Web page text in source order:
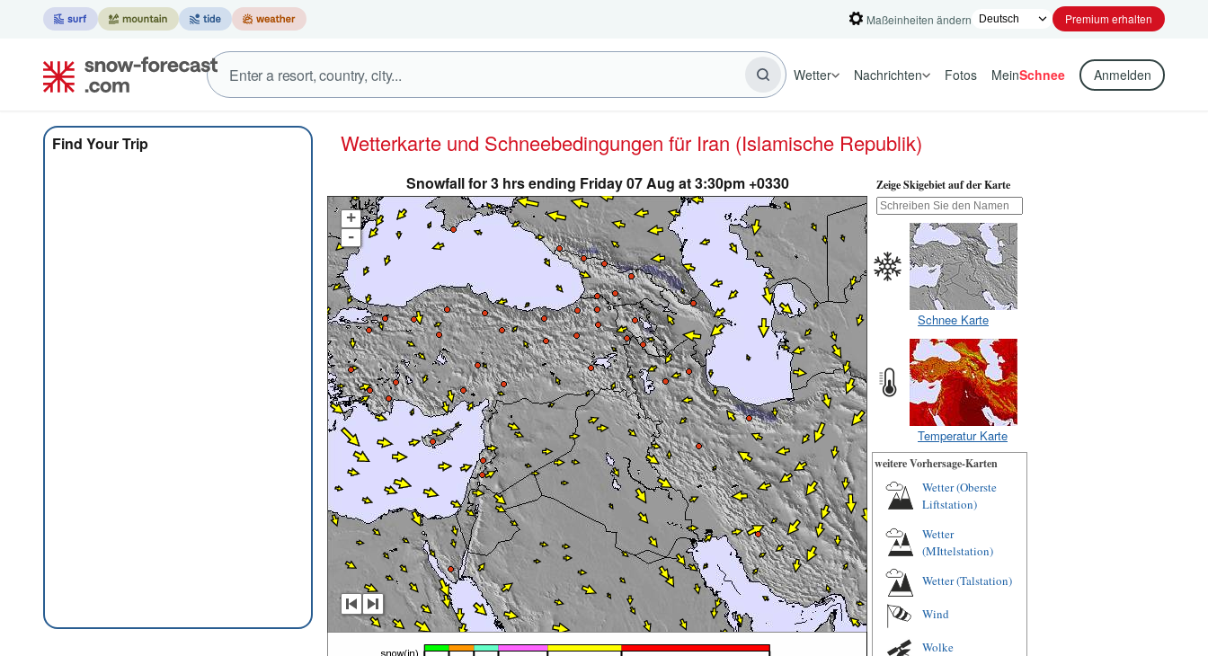
Maßeinheiten ändern Premium erhalten
Wetter Nachrichten Fotos MeinSchnee Anmelden
Find Your Trip Wetterkarte und Schneebedingungen für Iran (Islamische Republik)
Snowfall for 3 hrs ending Friday 07 Aug at 3:30pm +0330
+
-
Zeige Skigebiet auf der Karte
Schnee Karte
Temperatur Karte
weitere Vorhersage-Karten
Wetter (Oberste
Liftstation)
Wetter
(MIttelstation)
Wetter (Talstation)
Wind
Wolke